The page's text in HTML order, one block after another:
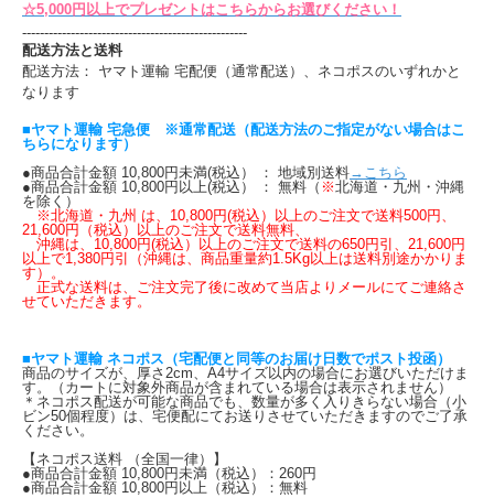
☆5,000円以上でプレゼントはこちらからお選びください！
---------------------------------------------------
配送方法と送料
配送方法： ヤマト運輸 宅配便（通常配送）、ネコポスのいずれかと
なります
■ヤマト運輸 宅急便 ※通常配送（配送方法のご指定がない場合はこ
ちらになります）
●商品合計金額 10,800円未満(税込） ： 地域別送料→こちら
●商品合計金額 10,800円以上(税込） ： 無料（ ※北海道・九州・沖縄
を除く）
※北海道・九州 は、10,800円(税込）以上のご注文で送料500円、
21,600円（税込）以上のご注文で送料無料、
沖縄は、10,800円(税込）以上のご注文で送料の650円引、21,600円
以上で1,380円引（沖縄は、商品重量約1.5Kg以上は送料別途かかりま
す）。
正式な送料は、ご注文完了後に改めて当店よりメールにてご連絡さ
せていただきます。
■ヤマト運輸 ネコポス（宅配便と同等のお届け日数でポスト投函）
商品のサイズが、厚さ2cm、A4サイズ以内の場合にお選びいただけま
す。（カートに対象外商品が含まれている場合は表示されません）
＊ネコポス配送が可能な商品でも、数量が多く入りきらない場合（小
ビン50個程度）は、宅便配にてお送りさせていただきますのでご了承
ください。
【ネコポス送料 （全国一律）】
●商品合計金額 10,800円未満（税込）：260円
●商品合計金額 10,800円以上（税込）：無料